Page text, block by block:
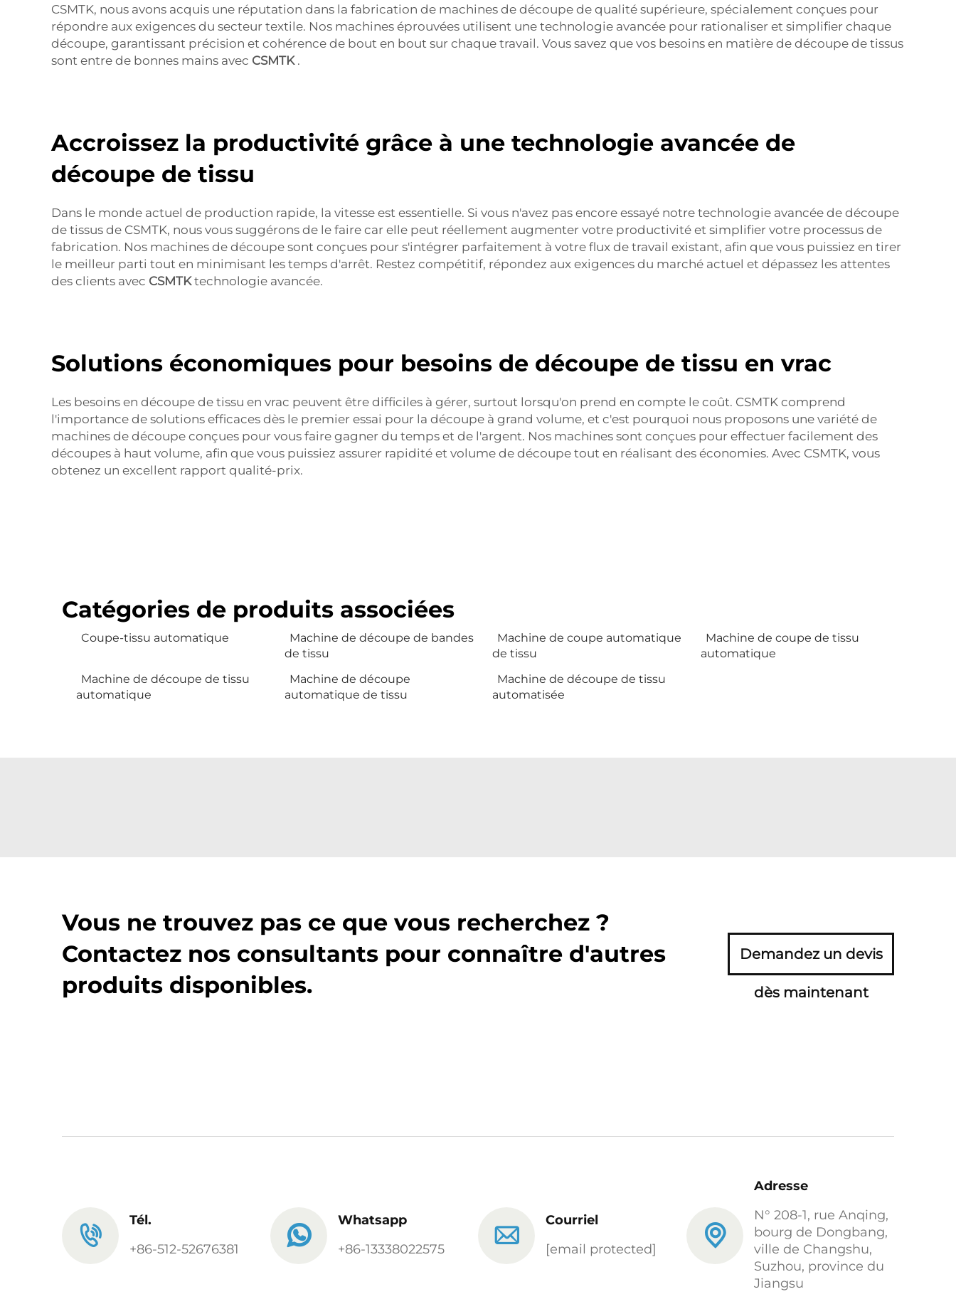
CSMTK, nous avons acquis une réputation dans la fabrication de machines de découpe de qualité supérieure, spécialement conçues pour
répondre aux exigences du secteur textile. Nos machines éprouvées utilisent une technologie avancée pour rationaliser et simplifier chaque
découpe, garantissant précision et cohérence de bout en bout sur chaque travail. Vous savez que vos besoins en matière de découpe de tissus
sont entre de bonnes mains avec CSMTK .
Accroissez la productivité grâce à une technologie avancée de
découpe de tissu
Dans le monde actuel de production rapide, la vitesse est essentielle. Si vous n'avez pas encore essayé notre technologie avancée de découpe
de tissus de CSMTK, nous vous suggérons de le faire car elle peut réellement augmenter votre productivité et simplifier votre processus de
fabrication. Nos machines de découpe sont conçues pour s'intégrer parfaitement à votre flux de travail existant, afin que vous puissiez en tirer
le meilleur parti tout en minimisant les temps d'arrêt. Restez compétitif, répondez aux exigences du marché actuel et dépassez les attentes
des clients avec CSMTKtechnologie avancée.
Solutions économiques pour besoins de découpe de tissu en vrac
Les besoins en découpe de tissu en vrac peuvent être difficiles à gérer, surtout lorsqu'on prend en compte le coût. CSMTK comprend
l'importance de solutions efficaces dès le premier essai pour la découpe à grand volume, et c'est pourquoi nous proposons une variété de
machines de découpe conçues pour vous faire gagner du temps et de l'argent. Nos machines sont conçues pour effectuer facilement des
découpes à haut volume, afin que vous puissiez assurer rapidité et volume de découpe tout en réalisant des économies. Avec CSMTK, vous
obtenez un excellent rapport qualité-prix.
Catégories de produits associées
Coupe-tissu automatique
Machine de découpe de bandes
de tissu
Machine de coupe automatique
de tissu
Machine de coupe de tissu
automatique
Machine de découpe de tissu
automatique
Machine de découpe
automatique de tissu
Machine de découpe de tissu
automatisée
Vous ne trouvez pas ce que vous recherchez ?
Contactez nos consultants pour connaître d'autres
produits disponibles.
Demandez un devis
dès maintenant
Tél.
+86-512-52676381
Whatsapp
+86-13338022575
Courriel
[email protected]
Adresse
N° 208-1, rue Anqing,
bourg de Dongbang,
ville de Changshu,
Suzhou, province du
Jiangsu